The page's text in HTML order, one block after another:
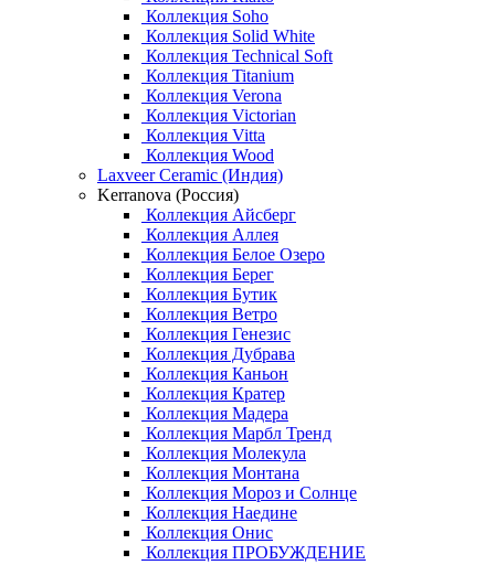
Коллекция Soho
Коллекция Solid White
Коллекция Technical Soft
Коллекция Titanium
Коллекция Verona
Коллекция Victorian
Коллекция Vitta
Коллекция Wood
Laxveer Ceramic (Индия)
Kerranova (Россия)
Коллекция Айсберг
Коллекция Аллея
Коллекция Белое Озеро
Коллекция Берег
Коллекция Бутик
Коллекция Ветро
Коллекция Генезис
Коллекция Дубрава
Коллекция Каньон
Коллекция Кратер
Коллекция Мадера
Коллекция Марбл Тренд
Коллекция Молекула
Коллекция Монтана
Коллекция Мороз и Солнце
Коллекция Наедине
Коллекция Онис
Коллекция ПРОБУЖДЕНИЕ